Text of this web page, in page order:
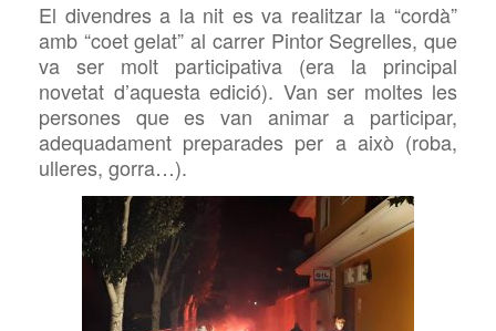
El divendres a la nit es va realitzar la “cordà”
amb “coet gelat” al carrer Pintor Segrelles, que
va ser molt participativa (era la principal
novetat d’aquesta edició). Van ser moltes les
persones que es van animar a participar,
adequadament preparades per a això (roba,
ulleres, gorra…).